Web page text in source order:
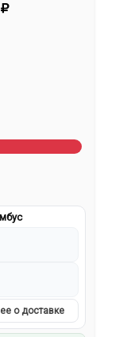
о доставке